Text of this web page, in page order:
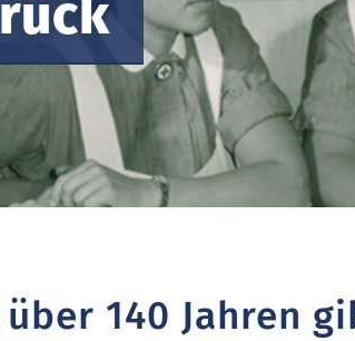
140 Jahren